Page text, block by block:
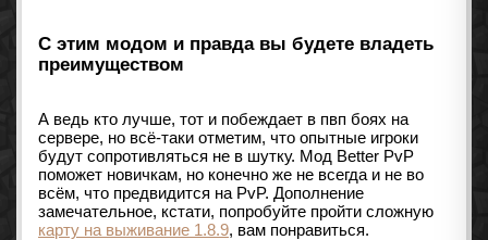
С этим модом и правда вы будете владеть
преимуществом
А ведь кто лучше, тот и побеждает в пвп боях на
сервере, но всё-таки отметим, что опытные игроки
будут сопротивляться не в шутку. Мод Better PvP
поможет новичкам, но конечно же не всегда и не во
всём, что предвидится на PvP. Дополнение
замечательное, кстати, попробуйте пройти сложную
карту на выживание 1.8.9, вам понравиться.